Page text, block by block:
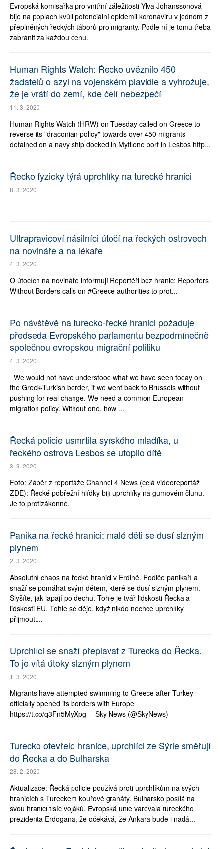
Evropská komisařka pro vnitřní záležitosti Ylva Johanssonová
bije na poplach kvůli potenciální epidemii koronaviru v jednom z
přeplněných řeckých táborů pro migranty. Podle ní je tomu třeba
zabránit za každou cenu.
Human Rights Watch: Řecko uvěznilo 450
žadatelů o azyl na vojenském plavidle a vyhrožuje,
že je vrátí do zemí, kde čelí nebezpečí
11. 3. 2020
Human Rights Watch (HRW) on Tuesday called on Greece to
reverse its "draconian policy" towards over 450 migrants
detained on a navy ship docked in Mytilene port in Lesbos http...
Řecko fyzicky týrá uprchlíky na turecké hranici
8. 3. 2020
Ultrapravicoví násilníci útočí na řeckých ostrovech
na novináře a na lékaře
4. 3. 2020
O útocích na novináře informují Reportéři bez hranic: Reporters
Without Borders calls on #Greece authorities to prot...
Po návštěvě na turecko-řecké hranici požaduje
předseda Evropského parlamentu bezpodmínečně
společnou evropskou migrační politiku
4. 3. 2020
We would not have understood what we have seen today on
the Greek-Turkish border, if we went back to Brussels without
pushing for real change. We need a common European
migration policy. Without one, how ...
Řecká policie usmrtila syrského mladíka, u
řeckého ostrova Lesbos se utopilo dítě
3. 3. 2020
Foto: Záběr z reportáže Channel 4 News (celá videoreportáž
ZDE): Řecké pobřežní hlídky bijí uprchlíky na gumovém člunu.
Je to protizákonné.
Panika na řecké hranici: malé děti se dusí slzným
plynem
2. 3. 2020
Absolutní chaos na řecké hranici v Erdině. Rodiče panikaří a
snaží se pomáhat svým dětem, které se dusí slzným plynem.
Slyšíte, jak lapají po dechu. Tohle je tvář lidskosti Řecka a
lidskosti EU. Tohle se děje, když nikdo nechce uprchlíky
přijmout....
Uprchlíci se snaží přeplavat z Turecka do Řecka.
To je vítá útoky slzným plynem
1. 3. 2020
Migrants have attempted swimming to Greece after Turkey
officially opened its borders with Europe
https://t.co/q3Fn5MyXpg— Sky News (@SkyNews)
Turecko otevřelo hranice, uprchlíci ze Sýrie směřují
do Řecka a do Bulharska
28. 2. 2020
Aktualizace: Řecká policie používá proti uprchlíkům na svých
hranicích s Tureckem kouřové granáty. Bulharsko posílá na
svou hranici tisíc vojáků. Evropská unie varovala tureckého
prezidenta Erdogana, že očekává, že Ankara bude i nadá...